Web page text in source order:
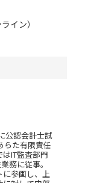
イン）
公認会計士試
らた有限責任
IT監査部門
務に従事。
参画し、上